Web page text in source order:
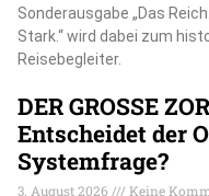
Sonderausgabe „Das
Stark.“ wird dabei zum
Reisebegleiter.
DER GROSSE
Entscheidet der
Systemfrage?
3. August 2026
Keine